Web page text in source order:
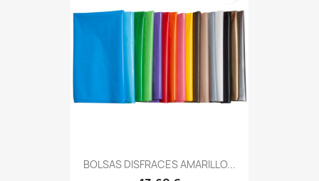
BOLSAS DISFRACES AMARILLO...